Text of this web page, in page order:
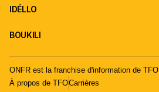
IDÉLLO
BOUKILI
ONFR est la franchise d'information de TFO.
À propos de TFOCarrières